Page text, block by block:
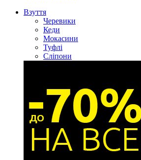
Взуття
Черевики
Кеди
Мокасини
Туфлі
Сліпони